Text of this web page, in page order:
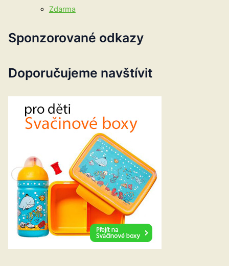
Zdarma
Sponzorované odkazy
Doporučujeme navštívit